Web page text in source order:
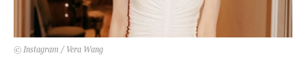
EVENT
© Instagram / Vera Wang